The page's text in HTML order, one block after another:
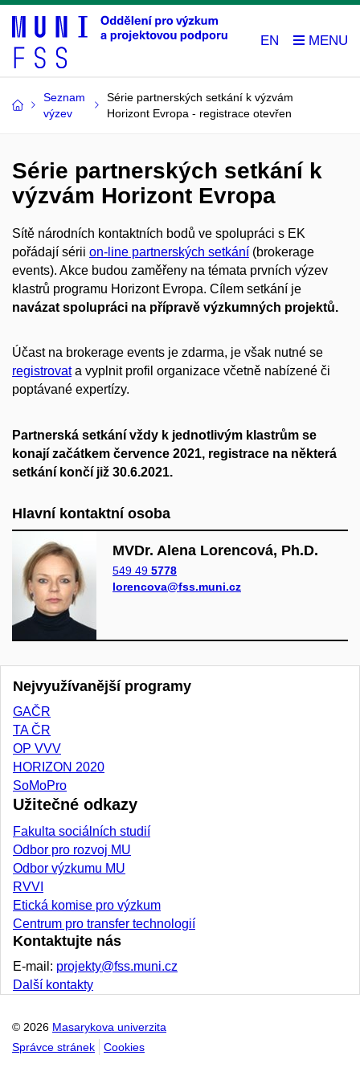
EN
Seznam
výzev
Série partnerských setkání k výzvám
Horizont Evropa - registrace otevřen
Série partnerských setkání k
výzvám Horizont Evropa
Sítě národních kontaktních bodů ve spolupráci s EK
pořádají sérii on-line partnerských setkání (brokerage
events). Akce budou zaměřeny na témata prvních výzev
klastrů programu Horizont Evropa. Cílem setkání je
navázat spolupráci na přípravě výzkumných projektů.
Účast na brokerage events je zdarma, je však nutné se
registrovata vyplnit profil organizace včetně nabízené či
poptávané expertízy.
Partnerská setkání vždy k jednotlivým klastrům se
konají začátkem července 2021, registrace na některá
setkání končí již 30.6.2021.
Hlavní kontaktní osoba
MVDr. Alena Lorencová, Ph.D.
549 49 5778
lorencova@fss.muni.cz
Nejvyužívanější programy
GAČR
TA ČR
OP VVV
HORIZON 2020
SoMoPro
Užitečné odkazy
Fakulta sociálních studií
Odbor pro rozvoj MU
Odbor výzkumu MU
RVVI
Etická komise pro výzkum
Centrum pro transfer technologií
Kontaktujte nás
E-mail: projekty@fss.muni.cz
Další kontakty
© 2026 Masarykova univerzita
Správce stránek
Cookies